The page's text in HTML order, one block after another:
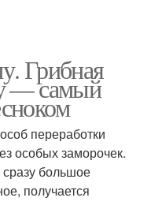
Грибная
— самый
переработки
особых заморочек.
большое
получается